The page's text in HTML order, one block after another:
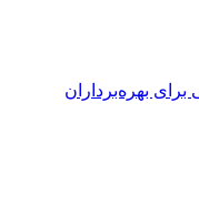
بهره‌برداران